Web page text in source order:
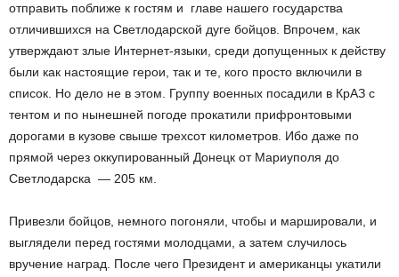
отправить поближе к гостям и главе нашего государства
отличившихся на Светлодарской дуге бойцов. Впрочем, как
утверждают злые Интернет-языки, среди допущенных к действу
были как настоящие герои, так и те, кого просто включили в
список. Но дело не в этом. Группу военных посадили в КрАЗ с
тентом и по нынешней погоде прокатили прифронтовыми
дорогами в кузове свыше трехсот километров. Ибо даже по
прямой через оккупированный Донецк от Мариуполя до
Светлодарска — 205 км.
Привезли бойцов, немного погоняли, чтобы и маршировали, и
выглядели перед гостями молодцами, а затем случилось
вручение наград. После чего Президент и американцы укатили